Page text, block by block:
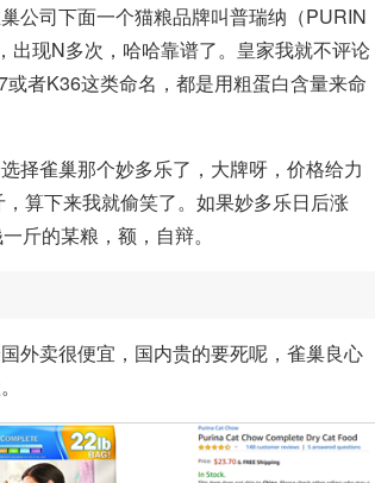
公司下面一个猫粮品牌叫普瑞纳（PURIN
现N多次，哈哈靠谱了。皇家我就不评论
者K36这类命名，都是用粗蛋白含量来命
择雀巢那个妙多乐了，大牌呀，价格给力
算下来我就偷笑了。如果妙多乐日后涨
斤的某粮，额，自辩。
外卖很便宜，国内贵的要死呢，雀巢良心